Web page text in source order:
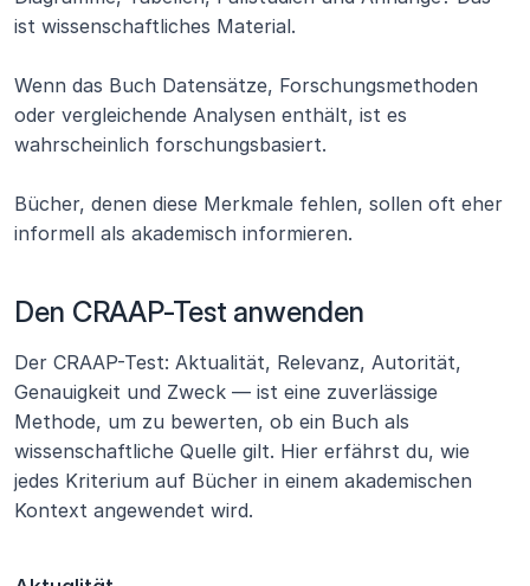
ist wissenschaftliches Material.
Wenn das Buch Datensätze, Forschungsmethoden
oder vergleichende Analysen enthält, ist es
wahrscheinlich forschungsbasiert.
Bücher, denen diese Merkmale fehlen, sollen oft eher
informell als akademisch informieren.
Den CRAAP-Test anwenden
Der CRAAP-Test: Aktualität, Relevanz, Autorität,
Genauigkeit und Zweck — ist eine zuverlässige
Methode, um zu bewerten, ob ein Buch als
wissenschaftliche Quelle gilt. Hier erfährst du, wie
jedes Kriterium auf Bücher in einem akademischen
Kontext angewendet wird.